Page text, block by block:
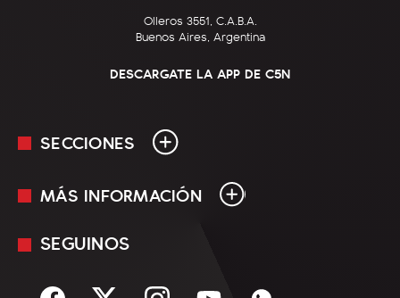
Olleros 3551, C.A.B.A.
Buenos Aires, Argentina
DESCARGATE LA APP DE C5N
SECCIONES
En Vivo
MÁS INFORMACIÓN
Mediakit
Términos y condiciones
SEGUINOS